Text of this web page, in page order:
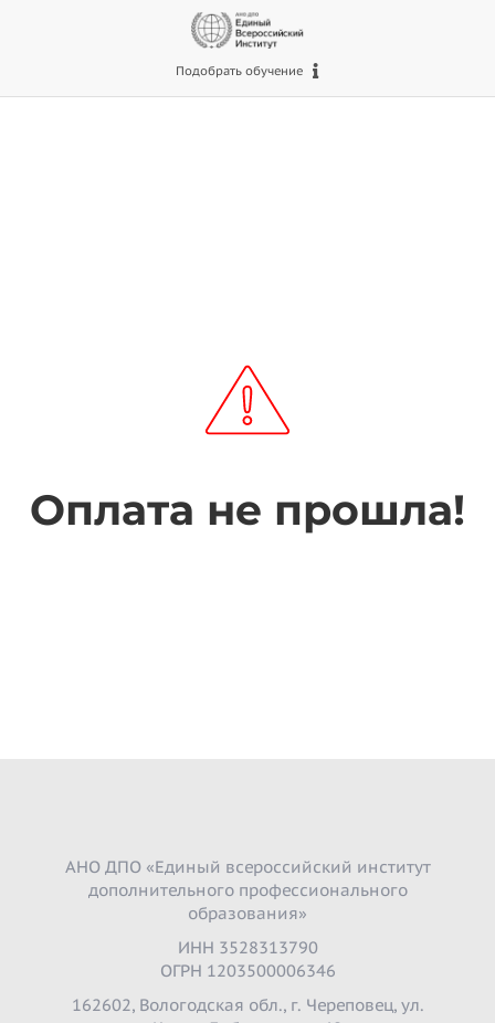
Подобрать обучение
Оплата не прошла!
АНО ДПО «Единый всероссийский институт
дополнительного профессионального
образования»
ИНН 3528313790
ОГРН 1203500006346
162602, Вологодская обл., г. Череповец, ул.